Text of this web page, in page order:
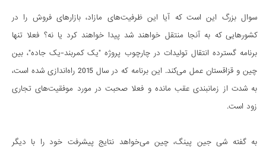
سوال بزرگ این است که آیا این ظرفیت‌های مازاد، بازارهای فروش را در
کشورهایی که به آنجا منتقل خواهند شد پیدا خواهند کرد یا نه؟ فعلا تنها
برنامه گسترده انتقال تولیدات در چارچوب پروژه "یک کمربند-یک جاده"، بین
چین و قزاقستان عمل می‌کند. این برنامه که در سال 2015 راه‌اندازی شده است،
به شدت از زمانبندی عقب مانده و فعلا صحبت در مورد موفقیت‌های تجاری
زود است.
به گفته شی جین پینگ، چین می‌خواهد نتایج پیشرفت خود را با دیگر